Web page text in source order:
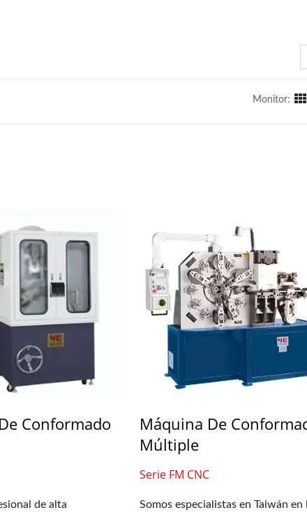
Monitor:
Conformado
de alta
Máquina De
Múltiple
Serie FM CNC
Somos especialistas en Taiwán en
De Hilos
Automática
Digitalización YC-1200